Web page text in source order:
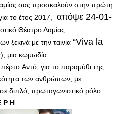
σας προσκαλούν στην πρώτη
το έτος 2017,
απόψε 24-01-
Θέατρο Λαμίας.
με την ταινία “Viva la
μια κωμωδία
Αντό, για το παραμύθι της
των ανθρώπων, με
διπλό, πρωταγωνιστικό ρόλο.
Ρ Η